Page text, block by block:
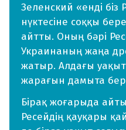
Зеленский «енді біз
нүктесіне соққы
айтты. Оның бәрі
Украинаның жаңа
жатыр. Алдағы
жарағын дамыта
Бірақ жоғарыда
Ресейдің қауқары